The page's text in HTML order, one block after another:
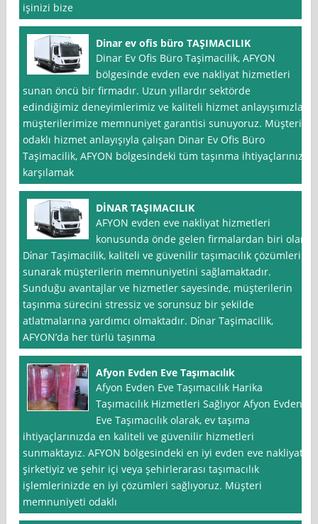
işinizi bize
Dinar ev ofis büro TAŞIMACILIK
Dinar Ev Ofis Büro Taşimacilik, AFYON
bölgesinde evden eve nakliyat hizmetleri
sunan öncü bir firmadır. Uzun yıllardır sektörde
edindiğimiz deneyimlerimiz ve kaliteli hizmet anlayışımızla
müşterilerimize memnuniyet garantisi sunuyoruz. Müşteri
odaklı hizmet anlayışıyla çalışan Dinar Ev Ofis Büro
Taşimacilik, AFYON bölgesindeki tüm taşınma ihtiyaçlarınızı
karşılamak
DİNAR TAŞIMACILIK
AFYON evden eve nakliyat hizmetleri
konusunda önde gelen firmalardan biri olan
Di̇nar Taşimacilik, kaliteli ve güvenilir taşımacılık çözümleri
sunarak müşterilerin memnuniyetini sağlamaktadır.
Sunduğu avantajlar ve hizmetler sayesinde, müşterilerin
taşınma sürecini stressiz ve sorunsuz bir şekilde
atlatmalarına yardımcı olmaktadır. Di̇nar Taşimacilik,
AFYON’da her türlü taşınma
Afyon Evden Eve Taşımacılık
Afyon Evden Eve Taşımacılık Harika
Taşımacılık Hizmetleri Sağlıyor Afyon Evden
Eve Taşımacılık olarak, ev taşıma
ihtiyaçlarınızda en kaliteli ve güvenilir hizmetleri
sunmaktayız. AFYON bölgesindeki en iyi evden eve nakliyat
şirketiyiz ve şehir içi veya şehirlerarası taşımacılık
işlemlerinizde en iyi çözümleri sağlıyoruz. Müşteri
memnuniyeti odaklı